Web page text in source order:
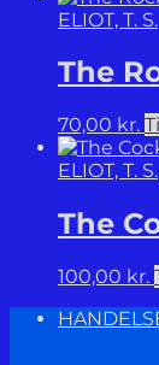
ELIOT, T. S.
The
70,00 kr.
ELIOT, T. S.
The
100,00 kr.